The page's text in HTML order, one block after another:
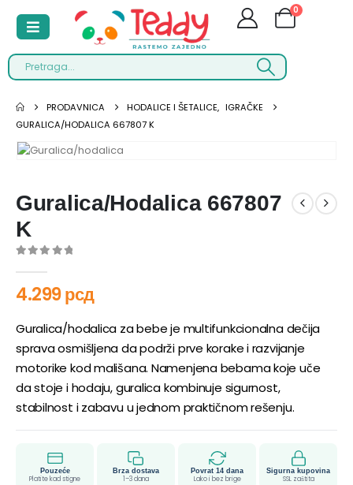
0
PRODAVNICA HODALICE I ŠETALICE, IGRAČKE
GURALICA/HODALICA 667807 K
Guralica/Hodalica 667807
K
4.299рсд
Guralica/hodalica za bebe je multifunkcionalna dečija
sprava osmišljena da podrži prve korake i razvijanje
motorike kod mališana. Namenjena bebama koje uče
da stoje i hodaju, guralica kombinuje sigurnost,
stabilnost i zabavu u jednom praktičnom rešenju.
Pouzeće
Platite kad stigne
Brza dostava
1–3 dana
Povrat 14 dana
Lako i bez brige
Sigurna kupovina
SSL zaštita